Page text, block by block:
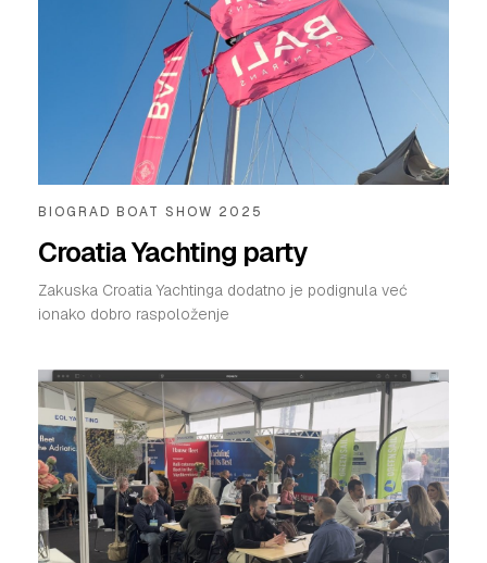
VELIKE PRIČE
PRETPLATA
SHOP
BIOGRAD BOAT SHOW 2025
Croatia Yachting party
Zakuska Croatia Yachtinga dodatno je podignula već
ionako dobro raspoloženje